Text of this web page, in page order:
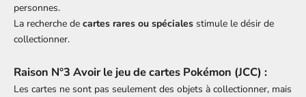
personnes.
La recherche de cartes rares ou spéciales stimule le désir de
collectionner.
Raison N°3 Avoir le jeu de cartes Pokémon (JCC) :
Les cartes ne sont pas seulement des objets à collectionner, mais